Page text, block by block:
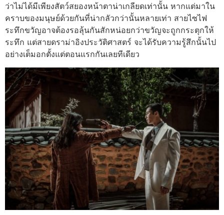
ว่าไม่ได้มีเพียงสัตว์สยองหน้าตาน่าเกลียดเท่านั้น หากแต่มาใน
คราบของมนุษย์ด้วยกันที่น่ากลัวกว่านั้นหลายเท่า สายไซไฟ
ระทึกขวัญอาจต้องรอลุ้นกันสักหน่อยกว่าขวัญจะถูกกระตุกให้
ระทึก แต่สายดราม่าอิงประวัติศาสตร์ จะได้รับความรู้สึกนั้นไป
อย่างเต็มอกตั้งแต่ตอนแรกกันเลยทีเดียว